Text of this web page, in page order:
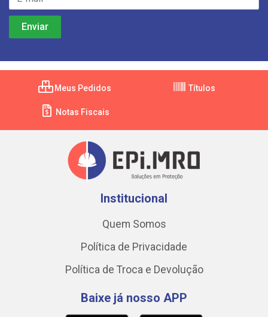
Meus Pedidos Títulos
Notas Fiscais
Institucional
Quem Somos
Política de Privacidade
Política de Troca e Devolução
Baixe já nosso APP